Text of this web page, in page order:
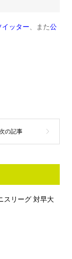
イッター、また公
スリーグ 対早大